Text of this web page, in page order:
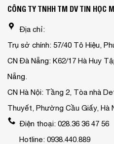
CÔNG TY TNHH TM DV TIN HỌC
Địa chỉ:
Trụ sở chính: 57/40 Tô Hiệu,
CN Đà Nẵng: K62/17 Hà Huy
Nẵng.
CN Hà Nội: Tầng 2, Tòa nhà
Thuyết, Phường Cầu Giấy, Hà
Điện thoại: 028.36 36 47 56
Hotline: 0938.440.889